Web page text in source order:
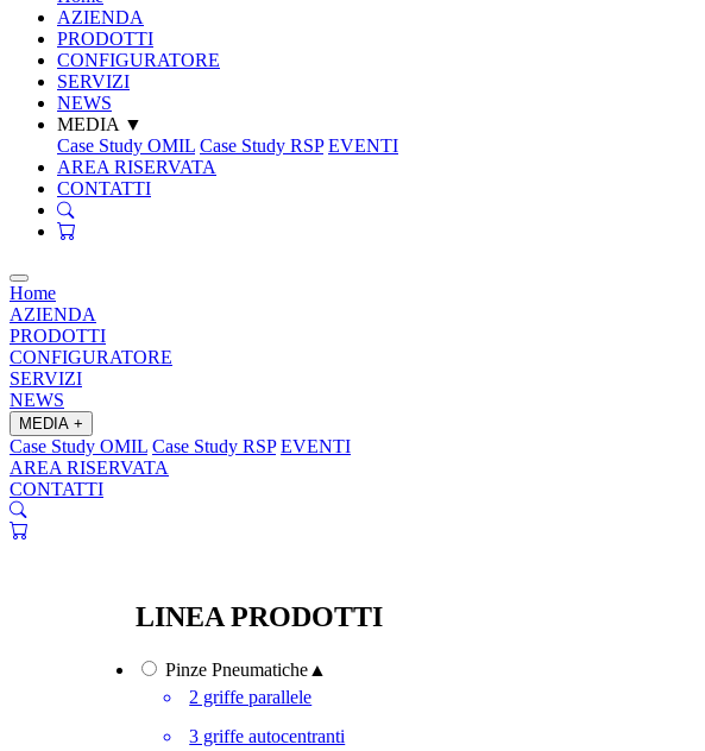
AZIENDA
PRODOTTI
CONFIGURATORE
SERVIZI
NEWS
MEDIA ▼
Case Study OMIL Case Study RSP EVENTI
AREA RISERVATA
CONTATTI
Home
AZIENDA
PRODOTTI
CONFIGURATORE
SERVIZI
NEWS
MEDIA +
Case Study OMIL Case Study RSP EVENTI
AREA RISERVATA
CONTATTI
LINEA PRODOTTI
Pinze Pneumatiche ▲
2 griffe parallele
3 griffe autocentranti